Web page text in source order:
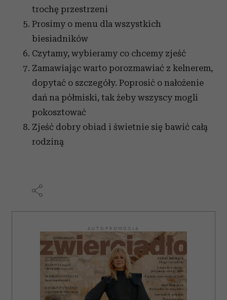
trochę przestrzeni
Prosimy o menu dla wszystkich
biesiadników
Czytamy, wybieramy co chcemy zjeść
Zamawiając warto porozmawiać z kelnerem,
dopytać o szczegóły. Poprosić o nałożenie
dań na półmiski, tak żeby wszyscy mogli
pokosztować
Zjeść dobry obiad i świetnie się bawić całą
rodziną
AUTOPROMOCJA